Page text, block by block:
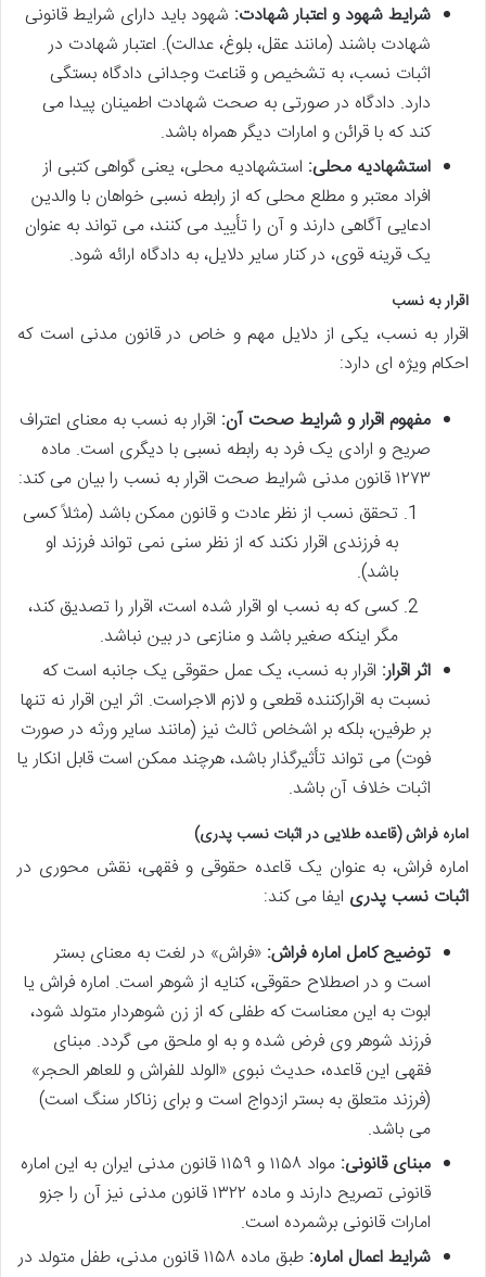
شرایط شهود و اعتبار شهادت: شهود باید دارای شرایط قانونی
شهادت باشند (مانند عقل، بلوغ، عدالت). اعتبار شهادت در
اثبات نسب، به تشخیص و قناعت وجدانی دادگاه بستگی
دارد. دادگاه در صورتی به صحت شهادت اطمینان پیدا می
کند که با قرائن و امارات دیگر همراه باشد.
استشهادیه محلی: استشهادیه محلی، یعنی گواهی کتبی از
افراد معتبر و مطلع محلی که از رابطه نسبی خواهان با والدین
ادعایی آگاهی دارند و آن را تأیید می کنند، می تواند به عنوان
یک قرینه قوی، در کنار سایر دلایل، به دادگاه ارائه شود.
اقرار به نسب
اقرار به نسب، یکی از دلایل مهم و خاص در قانون مدنی است که
احکام ویژه ای دارد:
مفهوم اقرار و شرایط صحت آن: اقرار به نسب به معنای اعتراف
صریح و ارادی یک فرد به رابطه نسبی با دیگری است. ماده
۱۲۷۳ قانون مدنی شرایط صحت اقرار به نسب را بیان می کند:
تحقق نسب از نظر عادت و قانون ممکن باشد (مثلاً کسی
به فرزندی اقرار نکند که از نظر سنی نمی تواند فرزند او
باشد).
کسی که به نسب او اقرار شده است، اقرار را تصدیق کند،
مگر اینکه صغیر باشد و منازعی در بین نباشد.
اثر اقرار: اقرار به نسب، یک عمل حقوقی یک جانبه است که
نسبت به اقرارکننده قطعی و لازم الاجراست. اثر این اقرار نه تنها
بر طرفین، بلکه بر اشخاص ثالث نیز (مانند سایر ورثه در صورت
فوت) می تواند تأثیرگذار باشد، هرچند ممکن است قابل انکار یا
اثبات خلاف آن باشد.
اماره فراش (قاعده طلایی در اثبات نسب پدری)
اماره فراش، به عنوان یک قاعده حقوقی و فقهی، نقش محوری در
اثبات نسب پدری ایفا می کند:
توضیح کامل اماره فراش: «فراش» در لغت به معنای بستر
است و در اصطلاح حقوقی، کنایه از شوهر است. اماره فراش یا
ابوت به این معناست که طفلی که از زن شوهردار متولد شود،
فرزند شوهر وی فرض شده و به او ملحق می گردد. مبنای
فقهی این قاعده، حدیث نبوی «الولد للفراش و للعاهر الحجر»
(فرزند متعلق به بستر ازدواج است و برای زناکار سنگ است)
می باشد.
مبنای قانونی:
مواد ۱۱۵۸ و ۱۱۵۹ قانون مدنی ایران به این اماره
قانونی تصریح دارند و ماده ۱۳۲۲ قانون مدنی نیز آن را جزو
امارات قانونی برشمرده است.
شرایط اعمال اماره:
طبق ماده ۱۱۵۸ قانون مدنی، طفل متولد در